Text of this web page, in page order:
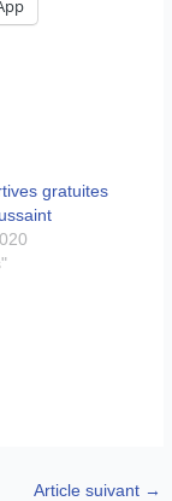
gratuites
Article suivant →